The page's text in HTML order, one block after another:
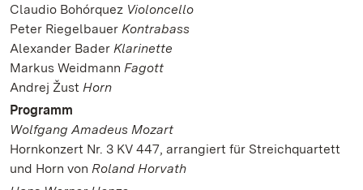
Claudio Bohórquez Violoncello
Peter Riegelbauer Kontrabass
Alexander Bader Klarinette
Markus Weidmann Fagott
Andrej Žust Horn
Programm
Wolfgang Amadeus Mozart
Hornkonzert Nr. 3 KV 447, arrangiert für Streichquartett
und Horn von Roland Horvath